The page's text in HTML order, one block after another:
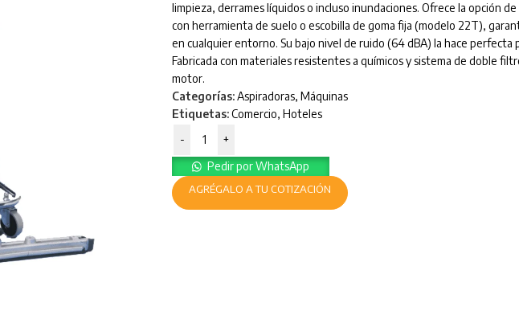
limpieza, derrames líquidos o incluso inundaciones. Ofrece la opción
con herramienta de suelo o escobilla de goma fija (modelo 22T),
en cualquier entorno. Su bajo nivel de ruido (64 dBA) la hace perfecta
Fabricada con materiales resistentes a químicos y sistema de doble
motor.
Categorías:Aspiradoras, Máquinas
Etiquetas:Comercio, Hoteles
-
+
Pedir por WhatsApp
AGRÉGALO A TU COTIZACIÓN